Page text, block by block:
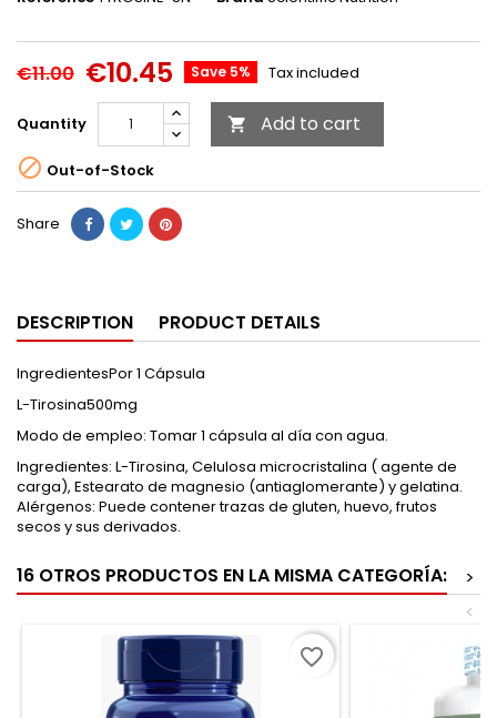
€11.00 €10.45 Save 5% Tax included
Quantity  Add to cart
 Out-of-Stock
Share
DESCRIPTION PRODUCT DETAILS
IngredientesPor 1 Cápsula
L-Tirosina500mg
Modo de empleo: Tomar 1 cápsula al día con agua.
Ingredientes: L-Tirosina, Celulosa microcristalina ( agente de
carga), Estearato de magnesio (antiaglomerante) y gelatina.
Alérgenos: Puede contener trazas de gluten, huevo, frutos
secos y sus derivados.
16 OTROS PRODUCTOS EN LA MISMA CATEGORÍA:
>
<
favorite_border